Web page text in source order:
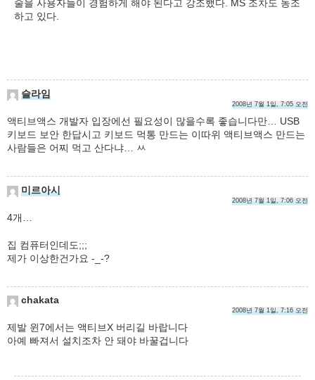
술을 사용자들이 경험하게 해야 된다고 강조했다. MS 조차도 동조
하고 있다.
슬라임
2008년 7월 1일, 7:05 오전
액티브액스 개발자 입장에선 필요성이 많을수록 좋습니다만… USB
키보드 보안 한답시고 키보드 먹통 만드는 이따위 액티브액스 만드는
사람들은 어찌 먹고 산다냐… ㅆ
미르아시
2008년 7월 1일, 7:06 오전
4개…
집 컴퓨터인데도;;;
제가 이상한건가요 -_-?
chakata
2008년 7월 1일, 7:16 오전
제발 윈7에서는 액티브X 버리길 바랍니다
아예 빠져서 설치조차 안 돼야 바꿀겁니다